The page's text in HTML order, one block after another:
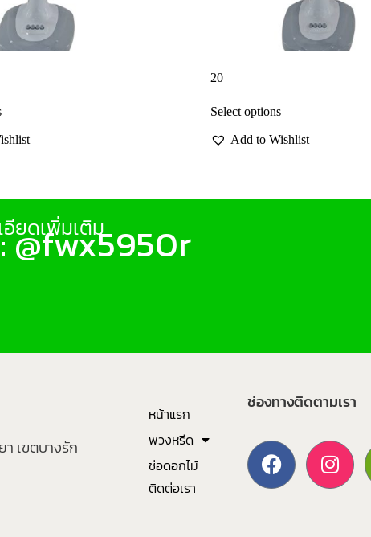
20
Select options
Add to Wishlist
อียดเพิ่มเติม
@fwx5950r
เขตบางรัก
หน้าแรก
พวงหรีด
ช่อดอกไม้
ติดต่อเรา
ช่องทางติดตามเรา